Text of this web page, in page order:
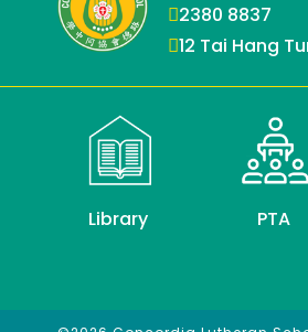
2380 8837
12 Tai Hang
Library PTA